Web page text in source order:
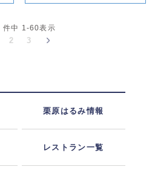
件中 1-60表示
2 3
栗原はるみ情報
レストラン一覧